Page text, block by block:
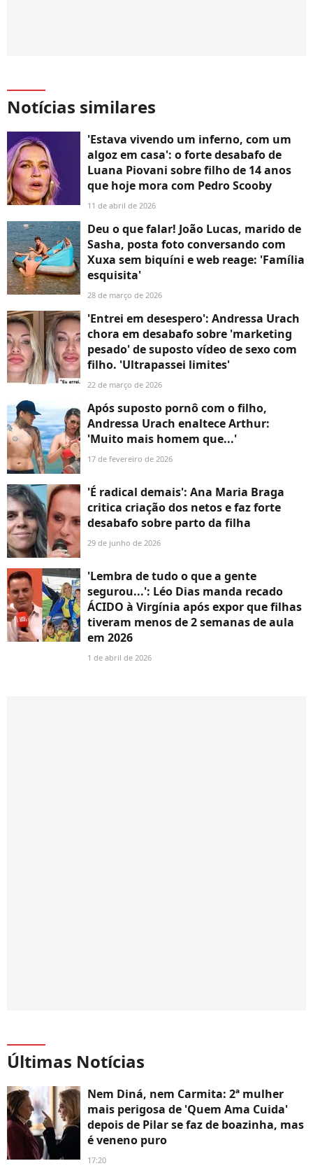
Notícias similares
'Estava vivendo um inferno, com um
algoz em casa': o forte desabafo de
Luana Piovani sobre filho de 14 anos
que hoje mora com Pedro Scooby
11 de abril de 2026
Deu o que falar! João Lucas, marido de
Sasha, posta foto conversando com
Xuxa sem biquíni e web reage: 'Família
esquisita'
28 de março de 2026
'Entrei em desespero': Andressa Urach
chora em desabafo sobre 'marketing
pesado' de suposto vídeo de sexo com
filho. 'Ultrapassei limites'
22 de março de 2026
Após suposto pornô com o filho,
Andressa Urach enaltece Arthur:
'Muito mais homem que...'
17 de fevereiro de 2026
'É radical demais': Ana Maria Braga
critica criação dos netos e faz forte
desabafo sobre parto da filha
29 de junho de 2026
'Lembra de tudo o que a gente
segurou...': Léo Dias manda recado
ÁCIDO à Virgínia após expor que filhas
tiveram menos de 2 semanas de aula
em 2026
1 de abril de 2026
Últimas Notícias
Nem Diná, nem Carmita: 2ª mulher
mais perigosa de 'Quem Ama Cuida'
depois de Pilar se faz de boazinha, mas
é veneno puro
17:20